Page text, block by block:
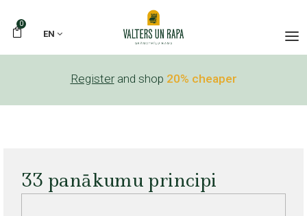
0
EN
Register and shop 20% cheaper
33 panākumu principi